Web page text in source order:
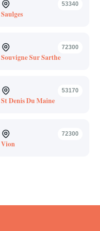
53340
Saulges
72300
Souvigne Sur Sarthe
53170
St Denis Du Maine
72300
Vion